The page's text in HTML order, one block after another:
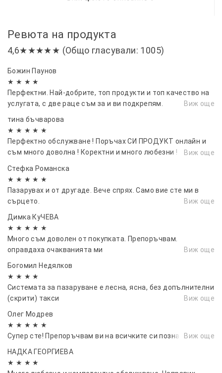
Ревюта на продукта
4,6★★★★★ (Общо гласували: 1005)
Божин Паунов
★ ★ ★ ★
Перфектни. Най-добрите, топ продукти и топ качество на
услугата, с две раце съм за и ви подкрепям.
Виж още
тина бъчварова
★ ★ ★ ★ ★
Перфектно обслужване ! Поръчах СИ ПРОДУКТ онлайн и
съм много доволна ! Коректни и много любезни !
Виж още
Стефка Романска
★ ★ ★ ★ ★
Пазарувах и от другаде. Вече спрях. Само вие сте ми в
сърцето.
Виж още
Димка КуЧЕВА
★ ★ ★ ★ ★
Много съм доволен от покупката. Препоръчвам.
оправдаха очакванията ми
Виж още
Богомил Недялков
★ ★ ★ ★
Системата за пазаруване е лесна, ясна, без допълнителни
(скрити) такси
Виж още
Олег Модрев
★ ★ ★ ★ ★
Супер сте! Препоръчвам ви на всичките си познати.🔥🔥
Виж още
НАДКА ГЕОРГИЕВА
★ ★ ★ ★